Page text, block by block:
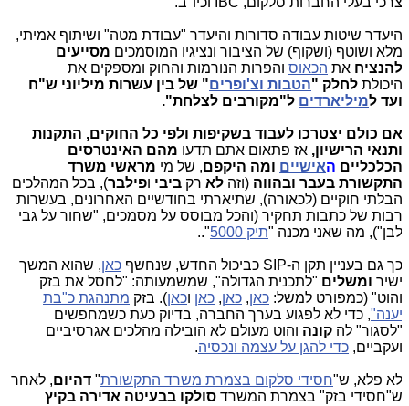
היעדר שיטות עבודה סדורות והיעדר "עבודת מטה" ושיתוף אמיתי,
מלא ושוטף (ושקוף) של הציבור ונציגיו המוסמכיםמסייעים
להנציחאתהכאוסוהפרות הנורמות והחוק ומספקים את
היכולתלחלק " הטבות וצ'ופרים" של בין עשרות מיליוני ש"ח
ועד למיליארדיםל"מקורבים לצלחת".
אם כולם יצטרכו לעבוד בשקיפות ולפי כל החוקים, התקנות
ותנאי הרישיון,אז פתאום אתם תדעומהם האינטרסים
הכלכלייםהאישייםומה היקפם, של מימראשי משרד
התקשורת בעבר ובהווה(וזהלארקביביו פילבר), בכל המהלכים
הבלתי חוקיים (לכאורה), שתיארתי בחודשיים האחרונים, בעשרות
רבות של כתבות תחקיר (והכל מבוסס על מסמכים, "שחור על גבי
לבן"), מה שאני מכנה " תיק 5000 "..
כך גם בעניין תקן ה-SIP כביכול החדש, שנחשף כאן, שהוא המשך
ישירומשלים"לתכנית הגדולה", שמשמעותה: "לחסל את בזק
והוט" (כמפורט למשל:כאן,כאן,כאןו כאן). בזקמתנהגת כ"בת
יענה", כדי לא לפגוע בערך החברה, בדיוק כעת כשמחפשים
"לסגור" להקונהוהוט מעולם לא הובילה מהלכים אגרסיביים
ועקביים,כדי להגן על עצמה ונכסיה.
לא פלא, ש"חסידי סלקום בצמרת משרד התקשורת"דהיום, לאחר
ש"חסידי בזק" בצמרת המשרדסולקו בבעיטה אדירה בקיץ